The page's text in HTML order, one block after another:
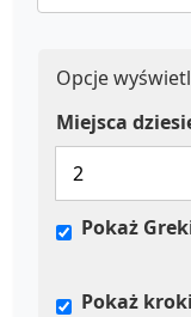
Opcje
Miejsca
Pokaż
Pokaż